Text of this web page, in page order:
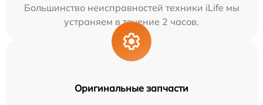
Большинство неисправностей техники iLife мы
устраняем в течение 2 часов.
Оригинальные запчасти